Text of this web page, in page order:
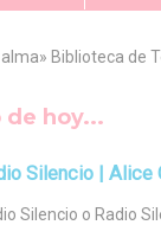
Biblioteca de
de hoy...
Silencio | Alice
Silencio o Radio